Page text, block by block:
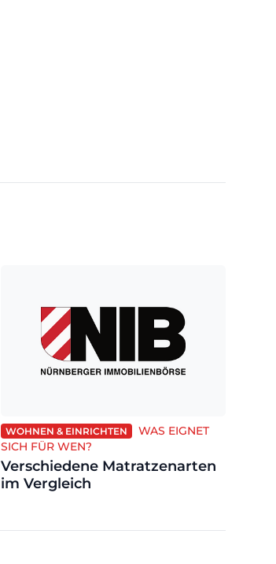
WOHNEN & EINRICHTEN
WAS EIGNET
SICH FÜR WEN?
Verschiedene Matratzenarten
im Vergleich